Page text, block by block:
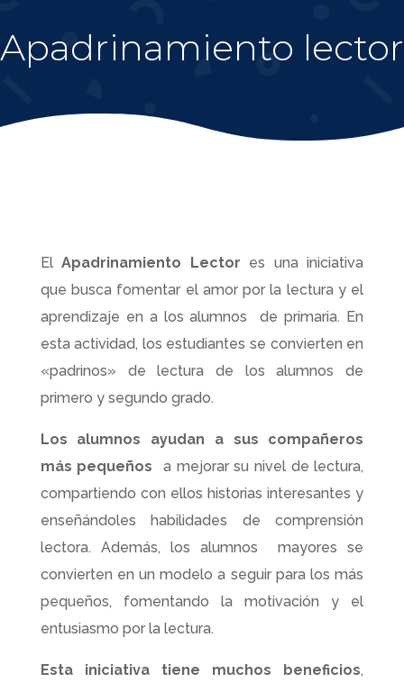
Apadrinamiento lector
ElApadrinamiento Lector es una iniciativa
que busca fomentar el amor por la lectura y el
aprendizaje en a los alumnos de primaria. En
esta actividad, los estudiantes se convierten en
«padrinos» de lectura de los alumnos de
primero y segundo grado.
Los alumnos ayudan a sus compañeros
más pequeños a mejorar su nivel de lectura,
compartiendo con ellos historias interesantes y
enseñándoles habilidades de comprensión
lectora. Además, los alumnos mayores se
convierten en un modelo a seguir para los más
pequeños, fomentando la motivación y el
entusiasmo por la lectura.
Esta iniciativa tiene muchos beneficios,